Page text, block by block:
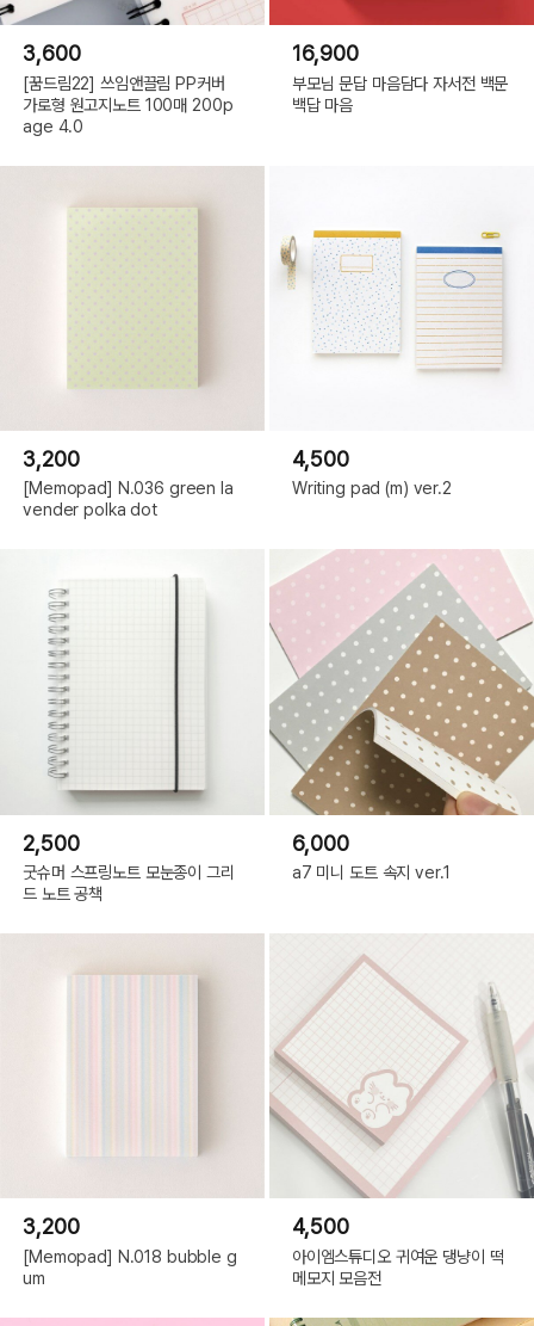
3,600
[꿈드림22] 쓰임앤끌림 PP커버
가로형 원고지노트 100매 200p
age 4.0
16,900
부모님 문답 마음담다 자서전 백문
백답 마음
3,200
[Memopad] N.036 green la
vender polka dot
4,500
Writing pad (m) ver.2
2,500
굿슈머 스프링노트 모눈종이 그리
드 노트 공책
6,000
a7 미니 도트 속지 ver.1
3,200
[Memopad] N.018 bubble g
um
4,500
아이엠스튜디오 귀여운 댕냥이 떡
메모지 모음전